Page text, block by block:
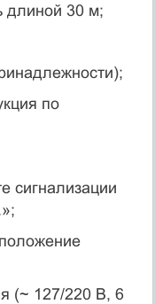
длиной 30 м;
по
сигнализации
(~ 127/220 В, 6